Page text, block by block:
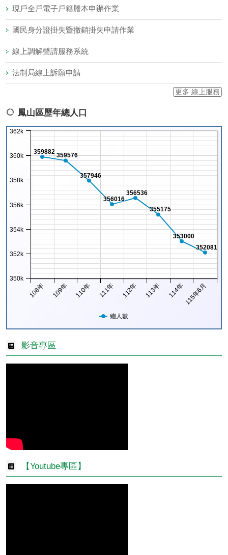
現戶全戶電子戶籍謄本申辦作業
國民身分證掛失暨撤銷掛失申請作業
線上調解聲請服務系統
法制局線上訴願申請
更多 線上服務
鳳山區歷年總人口
359882 359576
357946
356016
356536
355175
353000
352081
總人數
108年 109年 110年 111年 112年 113年 114年115年6月
350k
352k
354k
356k
358k
360k
362k
影音專區
【Youtube專區】